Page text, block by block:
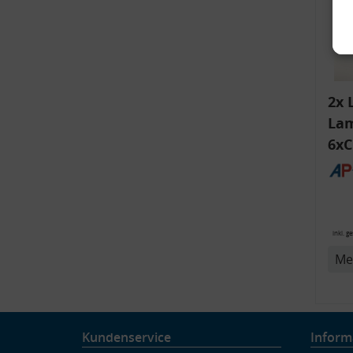
2x
inkl.
Kundenservice